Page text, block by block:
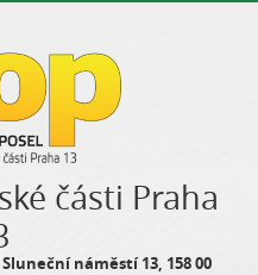
části Praha
náměstí 13, 158 00